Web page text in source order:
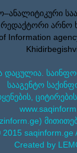
არნო
Information
დაცულია.
სააგენტო
saqinform.ge
Created by